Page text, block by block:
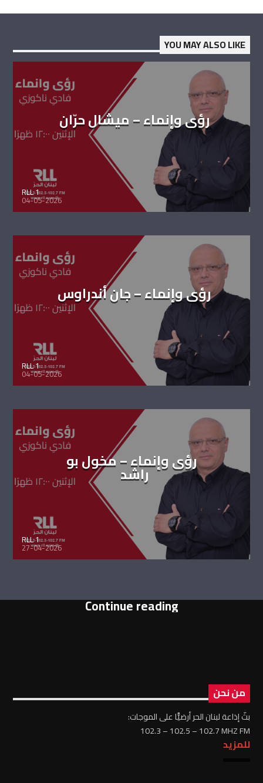
YOU MAY ALSO LIKE
رؤى وإنماء – ميشال حرّان
RLL 1
04-05-2026
رؤى وإنماء – جان أندراوس
RLL 1
04-05-2026
رؤى وإنماء – مخول بو
راشد
RLL 1
27-04-2026
Continue reading
من نحن
بثّ إذاعة لبنان الحر أرضيًّا على الموجات:
102.3 – 102.5 – 102.7 MHZ FM
للمزيد